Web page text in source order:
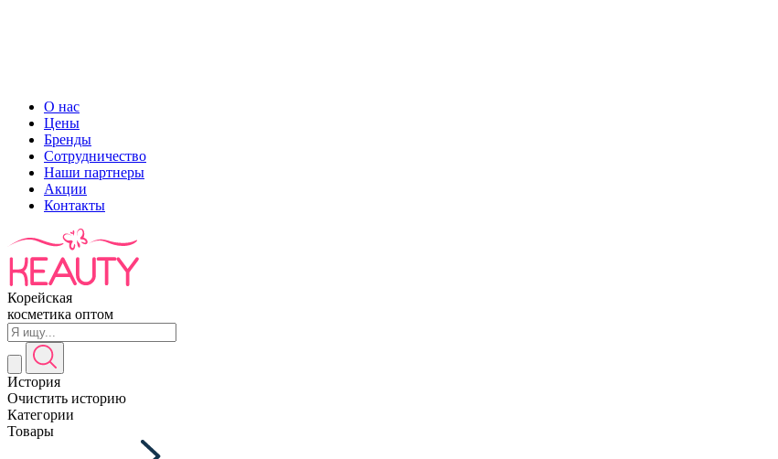
О нас
Цены
Бренды
Сотрудничество
Наши партнеры
Акции
Контакты
Корейская
косметика оптом
История
Очистить историю
Категории
Товары